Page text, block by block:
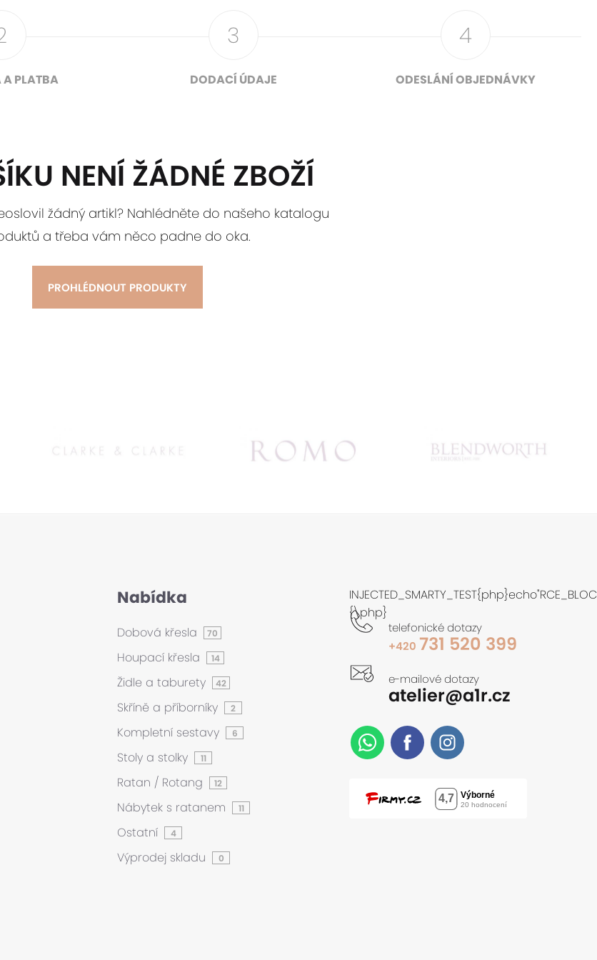
PLATBA DODACÍ ÚDAJE ODESLÁNÍ OBJEDNÁVKY
NENÍ ŽÁDNÉ ZBOŽÍ
žádný artikl? Nahlédněte do našeho katalogu
a třeba vám něco padne do oka.
PROHLÉDNOUT PRODUKTY
Nabídka
Dobová křesla 70
Houpací křesla 14
Židle a taburety 42
Skříně a příborníky 2
Kompletní sestavy 6
Stoly a stolky 11
Ratan / Rotang 12
Nábytek s ratanem 11
Ostatní 4
Výprodej skladu 0
{\php}
telefonické dotazy
+420 731 520 399
e-mailové dotazy
atelier@a1r.cz